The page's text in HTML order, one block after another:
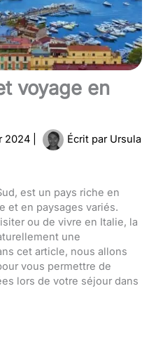
voyage en
2024 Écrit par Ursula
est un pays riche en
et en paysages variés.
ou de vivre en Italie, la
une
cet article, nous allons
vous permettre de
lors de votre séjour dans